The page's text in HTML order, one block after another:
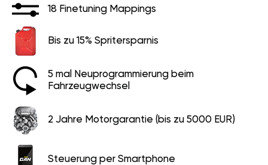
18 Finetuning Mappings
Bis zu 15% Spritersparnis
5 mal Neuprogrammierung beim
Fahrzeugwechsel
2 Jahre Motorgarantie (bis zu 5000 EUR)
Steuerung per Smartphone